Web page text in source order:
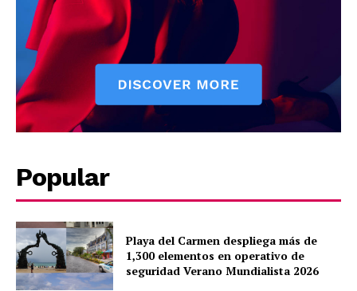
Chetumal
Playa del Carmen
Puerto Morelos
Popular
Playa del Carmen despliega más de
1,300 elementos en operativo de
seguridad Verano Mundialista 2026